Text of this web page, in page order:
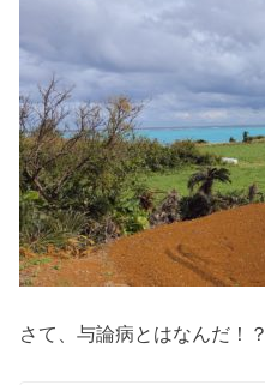
さて、与論病とはなんだ！？